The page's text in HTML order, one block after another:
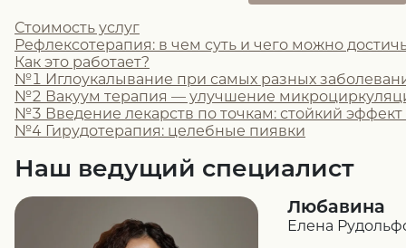
Стоимость услуг
Рефлексотерапия: в чем суть и чего можно
Как это работает?
№1 Иглоукалывание при самых разных
№2 Вакуум терапия — улучшение
№3 Введение лекарств по точкам: стойкий
№4 Гирудотерапия: целебные пиявки
Наш ведущий специалист
Любавина
Елена